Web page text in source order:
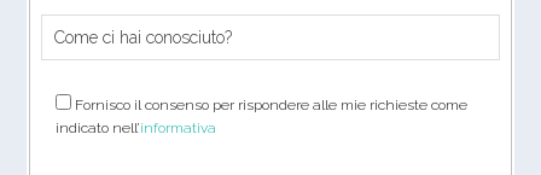
Fornisco il consenso per rispondere alle mie richieste come
indicato nell’informativa